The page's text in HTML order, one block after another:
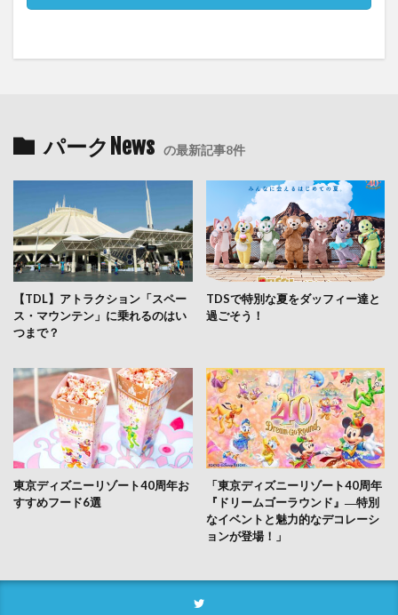
パークNews の最新記事8件
【TDL】アトラクション「スペー
ス・マウンテン」に乗れるのはい
つまで？
TDSで特別な夏をダッフィー達と
過ごそう！
東京ディズニーリゾート40周年お
すすめフード6選
「東京ディズニーリゾート40周年
『ドリームゴーラウンド』―特別
なイベントと魅力的なデコレーシ
ョンが登場！」